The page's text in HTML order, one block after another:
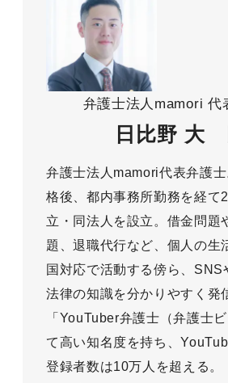
弁護士法人mamori 代
日比野 大
弁護士法人mamori代表弁護
格後、都内事務所勤務を経て
立・同法人を設立。借金問題
題、退職代行など、個人の生
国対応で活動する傍ら、SNS
法律の知識を分かりやすく発
「YouTuber弁護士（弁護士
て高い知名度を持ち、
登録者数は10万人を超える。